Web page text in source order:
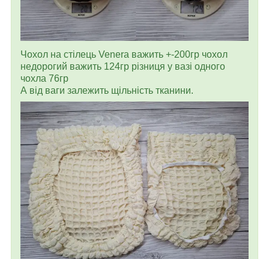
Чохол на стілець Venera важить +-200гр чохол
недорогий важить 124гр різниця у вазі одного
чохла 76гр
А від ваги залежить щільність тканини.